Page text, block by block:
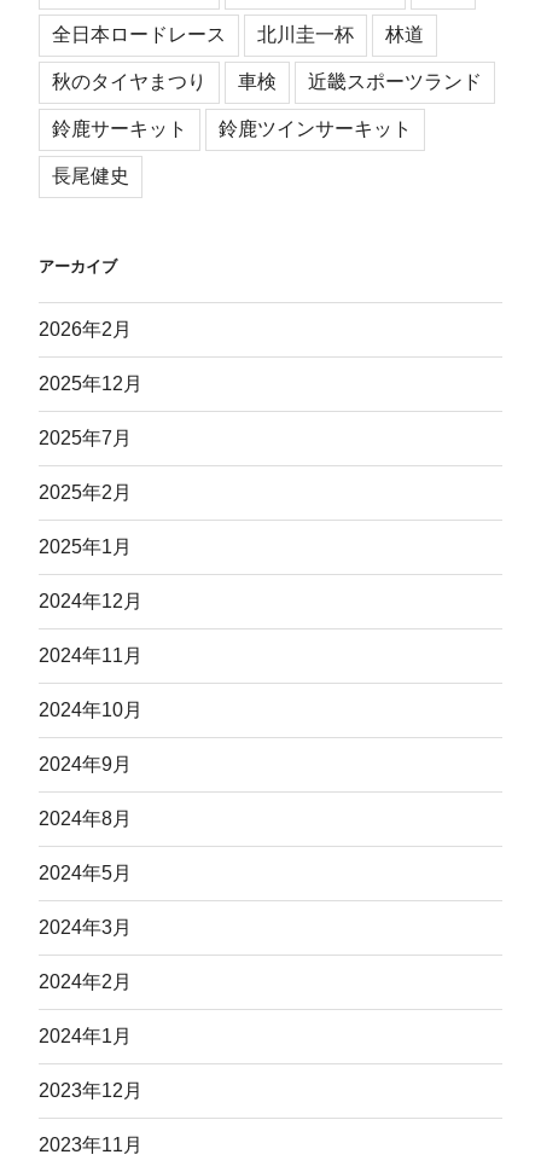
全日本ロードレース 北川圭一杯 林道
秋のタイヤまつり 車検 近畿スポーツランド
鈴鹿サーキット 鈴鹿ツインサーキット
長尾健史
アーカイブ
2026年2月
2025年12月
2025年7月
2025年2月
2025年1月
2024年12月
2024年11月
2024年10月
2024年9月
2024年8月
2024年5月
2024年3月
2024年2月
2024年1月
2023年12月
2023年11月